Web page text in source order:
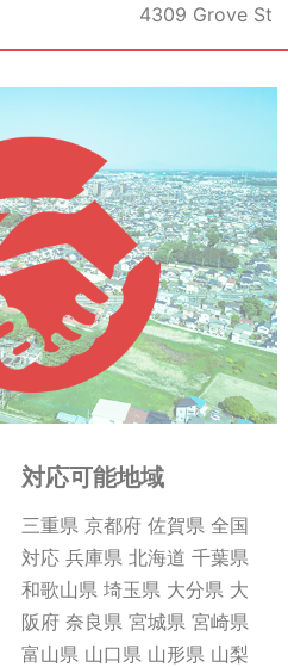
4309 Grove St
対応可能地域
三重県 京都府 佐賀県 全国
対応 兵庫県 北海道 千葉県
和歌山県 埼玉県 大分県 大
阪府 奈良県 宮城県 宮崎県
富山県 山口県 山形県 山梨